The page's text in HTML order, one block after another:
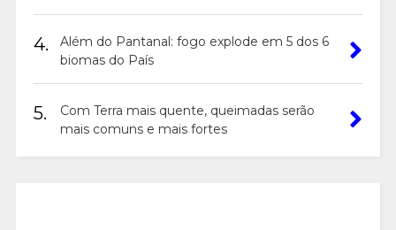
4.
Além do Pantanal: fogo explode em 5 dos 6
biomas do País
5.
Com Terra mais quente, queimadas serão
mais comuns e mais fortes